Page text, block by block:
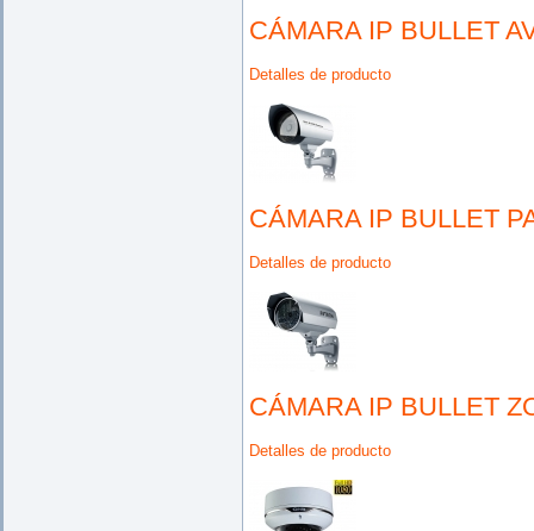
CÁMARA IP BULLET
Detalles de producto
CÁMARA IP BULLET
Detalles de producto
CÁMARA IP BULLET
Detalles de producto